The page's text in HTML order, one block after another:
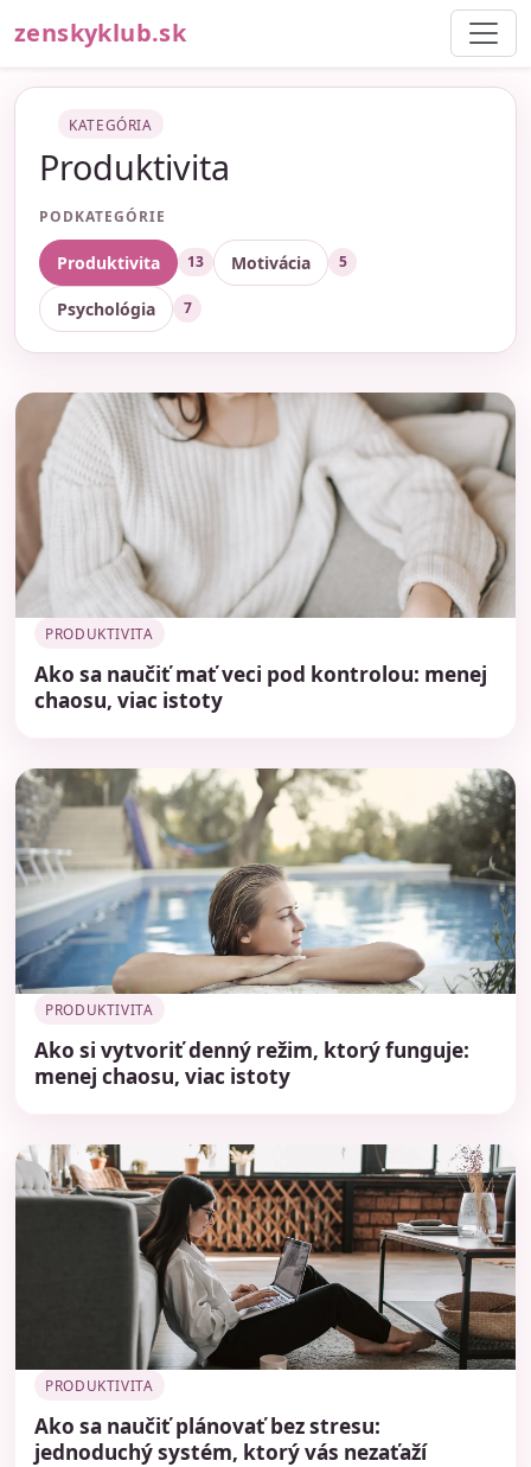
zenskyklub.sk
KATEGÓRIA
Produktivita
PODKATEGÓRIE
Produktivita 13 Motivácia 5
Psychológia 7
PRODUKTIVITA
Ako sa naučiť mať veci pod kontrolou: menej
chaosu, viac istoty
PRODUKTIVITA
Ako si vytvoriť denný režim, ktorý funguje:
menej chaosu, viac istoty
PRODUKTIVITA
Ako sa naučiť plánovať bez stresu:
jednoduchý systém, ktorý vás nezaťaží